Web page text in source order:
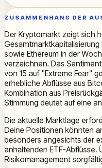
ZUSAMMENHANG DER
Der Kryptomarkt zeigt sich
sowie Ethereum in der
verzeichnen. Das
von 15 auf "Extreme Fear"
erhebliche Abflüsse aus
Kombination aus
Stimmung deutet auf eine
Die aktuelle Marktlage
Deine Positionen könnten
besonders angesichts der
anhaltenden ETF-Abflüsse.
Risikomanagement